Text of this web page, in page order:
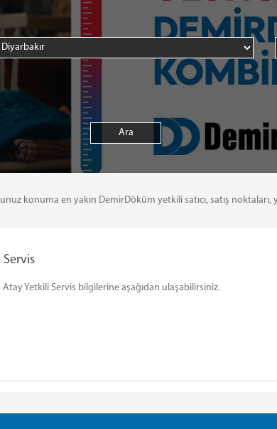
konuma en yakın DemirDöküm yetkili satıcı, satış
Servis
Yetkili Servis bilgilerine aşağıdan ulaşabilirsiniz.